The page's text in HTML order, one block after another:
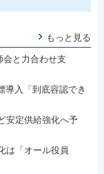
もっと見る
と力合わせ支
入「到底容認でき
安定供給強化へ予
は「オール役員